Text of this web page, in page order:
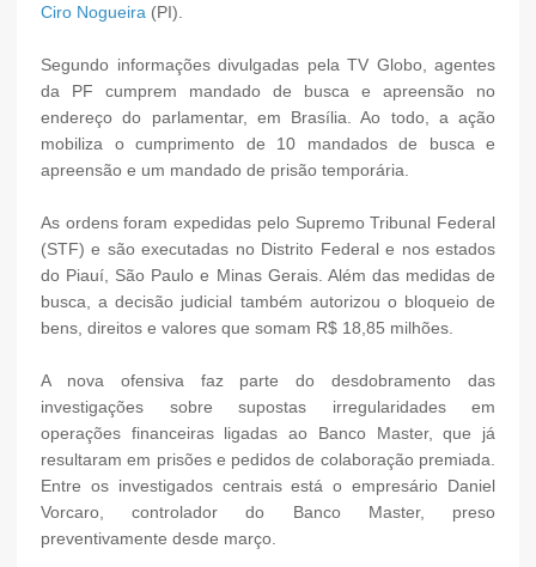
Ciro Nogueira (PI).
Segundo informações divulgadas pela TV Globo, agentes
da PF cumprem mandado de busca e apreensão no
endereço do parlamentar, em Brasília. Ao todo, a ação
mobiliza o cumprimento de 10 mandados de busca e
apreensão e um mandado de prisão temporária.
As ordens foram expedidas pelo Supremo Tribunal Federal
(STF) e são executadas no Distrito Federal e nos estados
do Piauí, São Paulo e Minas Gerais. Além das medidas de
busca, a decisão judicial também autorizou o bloqueio de
bens, direitos e valores que somam R$ 18,85 milhões.
A nova ofensiva faz parte do desdobramento das
investigações sobre supostas irregularidades em
operações financeiras ligadas ao Banco Master, que já
resultaram em prisões e pedidos de colaboração premiada.
Entre os investigados centrais está o empresário Daniel
Vorcaro, controlador do Banco Master, preso
preventivamente desde março.